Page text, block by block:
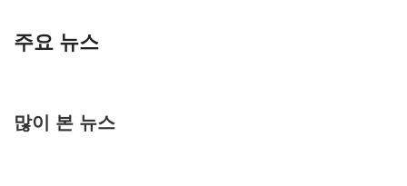
주요 뉴스
많이 본 뉴스